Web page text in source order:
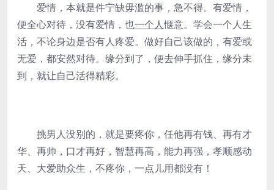
爱情，本就是件宁缺毋滥的事，急不得。有爱情，
便全心对待，没有爱情，也一个人惬意。学会一个人生
活，不论身边是否有人疼爱。做好自己该做的，有爱或
无爱，都安然对待。缘分到了，便去伸手抓住，缘分未
到，就让自己活得精彩。
挑男人没别的，就是要疼你，任他再有钱、再有才
华、再帅，口才再好，智慧再高，能力再强，孝顺感动
天、大爱助众生，不疼你，一点儿用都没有！